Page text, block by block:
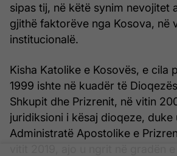
sipas tij, në këtë synim nevojitet
gjithë faktorëve nga Kosova, në
institucionalë.
Kisha Katolike e Kosovës, e cila
1999 ishte në kuadër të
Shkupit dhe Prizrenit, në vitin
juridiksioni i kësaj dioqeze, duke
Administratë Apostolike e